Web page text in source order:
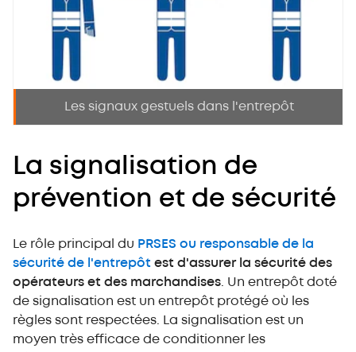
Les signaux gestuels dans l'entrepôt
La signalisation de
prévention et de sécurité
Le rôle principal du PRSES ou responsable de la
sécurité de l'entrepôt est d'assurer la sécurité des
opérateurs et des marchandises. Un entrepôt doté
de signalisation est un entrepôt protégé où les
règles sont respectées. La signalisation est un
moyen très efficace de conditionner les